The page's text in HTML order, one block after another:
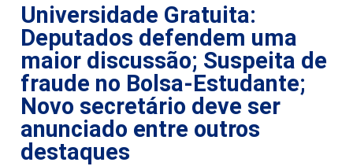
Universidade Gratuita:
Deputados defendem uma
maior discussão; Suspeita de
fraude no Bolsa-Estudante;
Novo secretário deve ser
anunciado entre outros
destaques